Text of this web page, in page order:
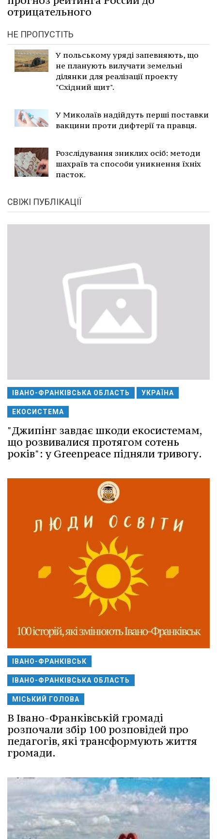
отрицательного
НЕ ПРОПУСТІТЬ
У польському уряді запевняють, що
не планують вилучати земельні
ділянки для реалізації проекту
"Східний щит".
У Миколаїв надійдуть перші поставки
вакцини проти дифтерії та правця.
Розслідування зниклих осіб: методи
шахраїв та способи уникнення їхніх
пасток.
СВІЖІ ПУБЛІКАЦІЇ
ІВАНО-ФРАНКІВСЬКА ОБЛАСТЬ УКРАЇНА
ЕКОСИСТЕМА
"Джипінг завдає шкоди екосистемам,
що розвивалися протягом сотень
років": у Greenpeace підняли тривогу.
ІВАНО-ФРАНКІВСЬК
ІВАНО-ФРАНКІВСЬКА ОБЛАСТЬ
МІСЬКИЙ ГОЛОВА
В Івано-Франківській громаді
розпочали збір 100 розповідей про
педагогів, які трансформують життя
громади.